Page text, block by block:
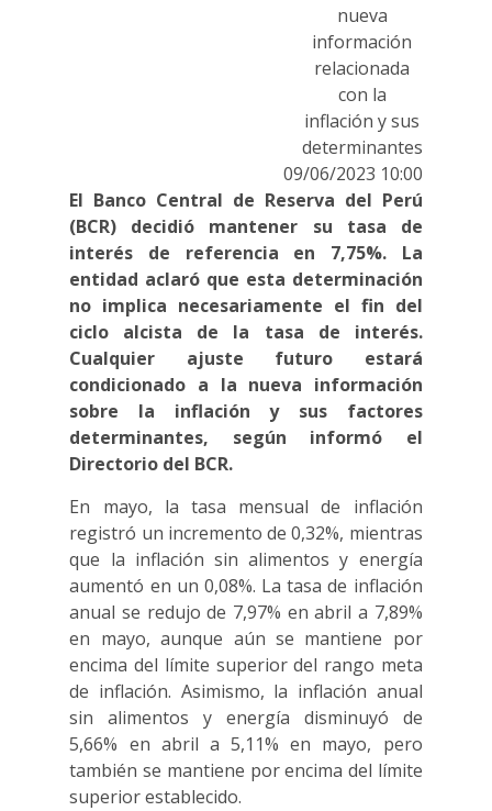
nueva
información
relacionada
con la
inflación y sus
determinantes
09/06/2023 10:00
El Banco Central de Reserva del Perú
(BCR) decidió mantener su tasa de
interés de referencia en 7,75%. La
entidad aclaró que esta determinación
no implica necesariamente el fin del
ciclo alcista de la tasa de interés.
Cualquier ajuste futuro estará
condicionado a la nueva información
sobre la inflación y sus factores
determinantes, según informó el
Directorio del BCR.
En mayo, la tasa mensual de inflación
registró un incremento de 0,32%, mientras
que la inflación sin alimentos y energía
aumentó en un 0,08%. La tasa de inflación
anual se redujo de 7,97% en abril a 7,89%
en mayo, aunque aún se mantiene por
encima del límite superior del rango meta
de inflación. Asimismo, la inflación anual
sin alimentos y energía disminuyó de
5,66% en abril a 5,11% en mayo, pero
también se mantiene por encima del límite
superior establecido.